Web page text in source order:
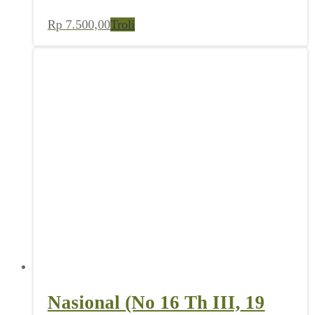
Rp 7.500,00Troli
Nasional (No 16 Th III, 19